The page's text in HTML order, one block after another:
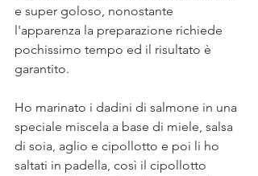
e super goloso, nonostante
l'apparenza la preparazione richiede
pochissimo tempo ed il risultato è
garantito.⠀
Ho marinato i dadini di salmone in una
speciale miscela a base di miele, salsa
di soia, aglio e cipollotto e poi li ho
saltati in padella, così il cipollotto